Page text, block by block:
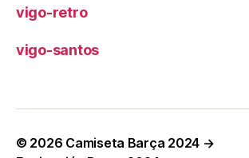
vigo-retro
vigo-santos
© 2026 Camiseta Barça 2024 →